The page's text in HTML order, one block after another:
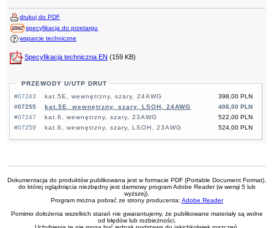
drukuj do PDF
specyfikacja do przetargu
wsparcie techniczne
Specyfikacja techniczna EN (159 KB)
PRZEWODY U/UTP DRUT
#07243
398,00 PLN
kat.5E, wewnętrzny, szary, 24AWG
#07255
406,00 PLN
kat.5E, wewnętrzny, szary, LSOH, 24AWG
#07247
522,00 PLN
kat.6, wewnętrzny, szary, 23AWG
#07259
524,00 PLN
kat.6, wewnętrzny, szary, LSOH, 23AWG
Dokumentacja do produktów publikowana jest w formacie PDF (Portable Document Format),
do której oglądnięcia niezbędny jest darmowy program Adobe Reader (w wersji 5 lub
wyższej).
Program można pobrać ze strony producenta: Adobe Reader
Pomimo dołożenia wszelkich starań nie gwarantujemy, że publikowane materiały są wolne
od błędów lub rozbieżności.